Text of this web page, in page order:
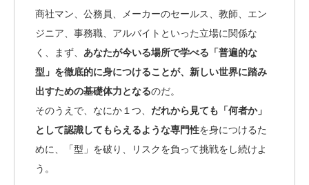
商社マン、公務員、メーカーのセールス、教師、エン
ジニア、事務職、アルバイトといった立場に関係な
く、まず、 あなたが今いる場所で学べる「普遍的な
型」を徹底的に身につけることが、新しい世界に踏み
出すための基礎体力となるのだ。
そのうえで、なにか１つ、 だれから見ても「何者か」
として認識してもらえるような専門性を身につけるた
めに、「型」を破り、リスクを負って挑戦をし続けよ
う。